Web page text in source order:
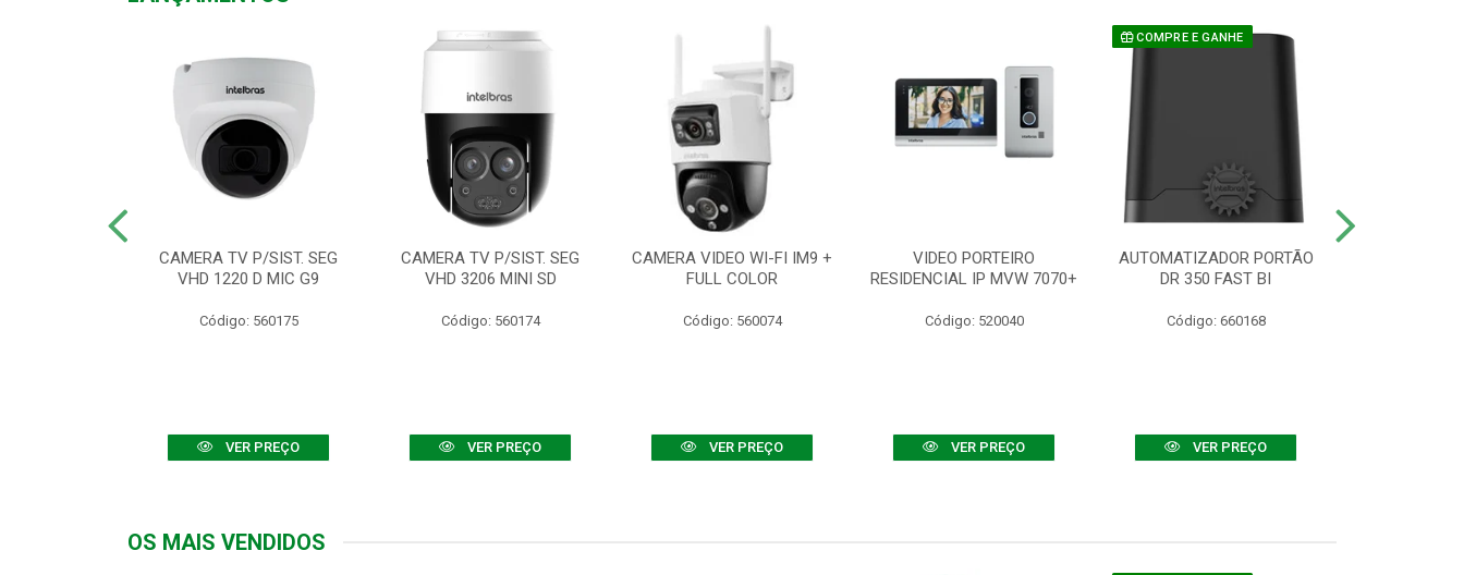
CAMERA TV P/SIST. SEG
VHD 1220 D MIC G9
Código: 560175
VER PREÇO
CAMERA TV P/SIST. SEG
VHD 3206 MINI SD
Código: 560174
VER PREÇO
CAMERA VIDEO WI-FI IM9 +
FULL COLOR
Código: 560074
VER PREÇO
VIDEO PORTEIRO
RESIDENCIAL IP MVW 7070+
Código: 520040
VER PREÇO
COMPRE E GANHE
AUTOMATIZADOR PORTÃO
DR 350 FAST BI
Código: 660168
VER PREÇO
OS MAIS VENDIDOS